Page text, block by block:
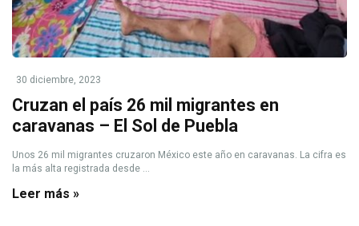
30 diciembre, 2023
Cruzan el país 26 mil migrantes en
caravanas – El Sol de Puebla
Unos 26 mil migrantes cruzaron México este año en caravanas. La cifra es
la más alta registrada desde ...
Leer más »